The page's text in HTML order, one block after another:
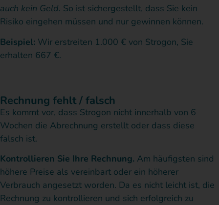
auch kein Geld. So ist sichergestellt, dass Sie kein
Risiko eingehen müssen und nur gewinnen können.
Beispiel: Wir erstreiten 1.000 € von Strogon, Sie
erhalten 667 €.
Rechnung fehlt / falsch
Es kommt vor, dass Strogon nicht innerhalb von 6
Wochen die Abrechnung erstellt oder dass diese
falsch ist.
Kontrollieren Sie Ihre Rechnung. Am häufigsten sind
höhere Preise als vereinbart oder ein höherer
Verbrauch angesetzt worden. Da es nicht leicht ist, die
Rechnung zu kontrollieren und sich erfolgreich zu